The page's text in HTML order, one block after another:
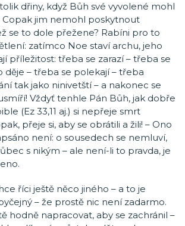
dřiny, když Bůh své vyvolené mohl
Copak jim nemohl poskytnout
se to dole přežene? Rabíni pro to
zatímco Noe staví archu, jeho
příležitost: třeba se zarazí – třeba se
děje – třeba se polekají – třeba
tak jako ninivetští – a nakonec se
Vždyť tenhle Pán Bůh, jak dobře
(Ez 33,11 aj.) si nepřeje smrt
přeje si, aby se obrátili a žili! – Ono
není: o sousedech se nemluví,
s nikým – ale není-li to pravda, je
říci ještě něco jiného – a to je
– že prostě nic není zadarmo.
hodně napracovat, aby se zachránil –